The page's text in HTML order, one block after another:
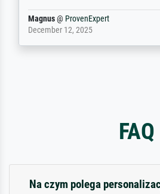
Dr.@ProvenExpert
February 3, 2026
Na czym polega